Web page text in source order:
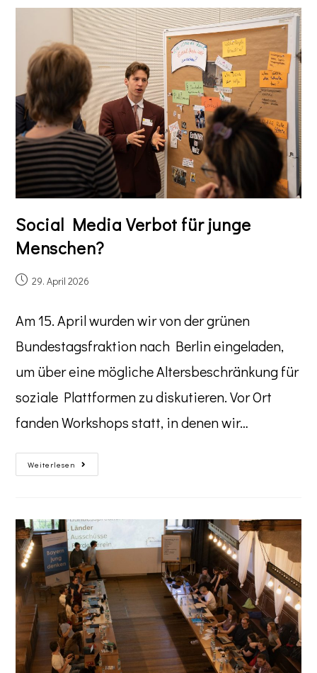
Social Media Verbot für junge
Menschen?
29. April 2026
Am 15. April wurden wir von der grünen
Bundestagsfraktion nach Berlin eingeladen,
um über eine mögliche Altersbeschränkung für
soziale Plattformen zu diskutieren. Vor Ort
fanden Workshops statt, in denen wir…
Weiterlesen